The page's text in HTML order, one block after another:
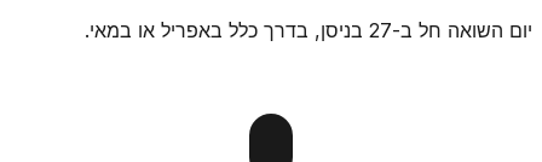
יום השואה חל ב-27 בניסן, בדרך כלל באפריל או במאי.